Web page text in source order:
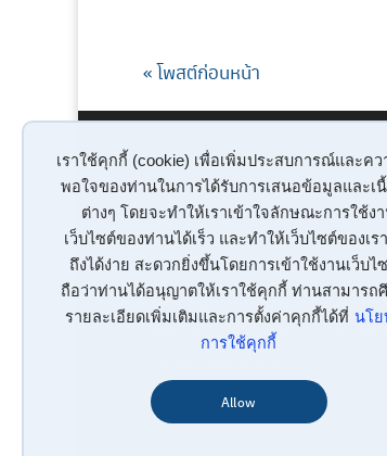
เราใช้คุกกี้ (cookie) เพื่อเพิ่มประสบการณ์และคว
พอใจของท่านในการได้รับการเสนอข้อมูลและเ
ต่างๆ โดยจะทำให้เราเข้าใจลักษณะการใช้ง
เว็บไซต์ของท่านได้เร็ว และทำให้เว็บไซต์ของเร
ถึงได้ง่าย สะดวกยิ่งขึ้นโดยการเข้าใช้งานเว็บไ
ถือว่าท่านได้อนุญาตให้เราใช้คุกกี้ ท่านสามารถ
รายละเอียดเพิ่มเติมและการตั้งค่าคุกกี้ได้ที่ นโย
การใช้คุกกี้
Allow
« โพสต์ก่อนหน้า
TAG
#Excel(1) #mail(9)
ความปลอดภัย(6)